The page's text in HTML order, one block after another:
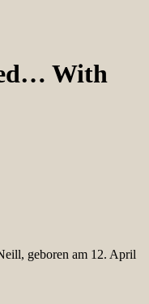
With
geboren am 12. April